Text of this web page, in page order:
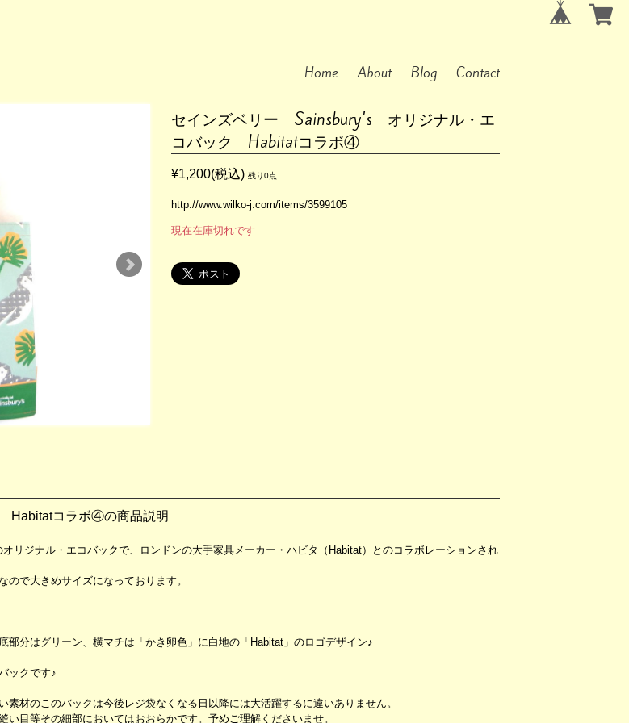
Home About Blog Contact
セインズベリー Sainsbury's オリジナル・エ
コバック Habitatコラボ④
¥1,200(税込)残り0点
http://www.wilko-j.com/items/3599105
現在在庫切れです
コラボ④の商品説明
リジナル・エコバックで、ロンドンの大手家具メーカー・ハビタ（Habitat）とのコラボレーションされ
で大きめサイズになっております。
分はグリーン、横マチは「かき卵色」に白地の「Habitat」のロゴデザイン♪
ックです♪
材のこのバックは今後レジ袋なくなる日以降には大活躍するに違いありません。
目等その細部においてはおおらかです。予めご理解くださいませ。